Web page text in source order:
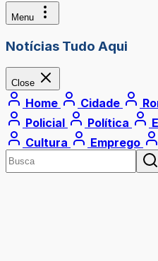
Menu
Notícias Tudo Aqui
Close
Home Cidade
Policial
Política
Cultura
Emprego